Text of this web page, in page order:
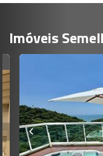
Imóveis